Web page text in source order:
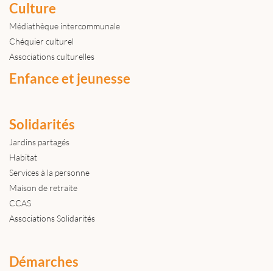
Culture
Médiathèque intercommunale
Chéquier culturel
Associations culturelles
Enfance et jeunesse
Solidarités
Jardins partagés
Habitat
Services à la personne
Maison de retraite
CCAS
Associations Solidarités
Démarches